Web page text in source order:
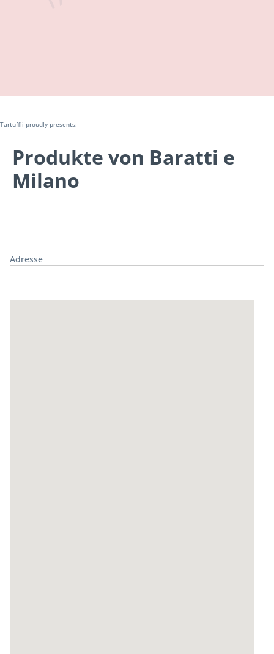
Tartuffli proudly presents:
Produkte von Baratti e
Milano
Adresse